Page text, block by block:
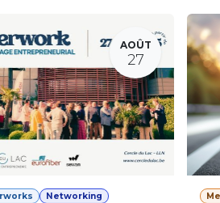
AOÛT
27
Networking